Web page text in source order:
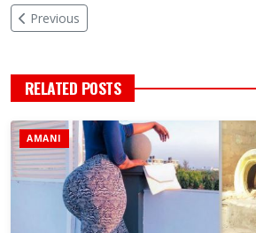
Previous
RELATED POSTS
AMANI